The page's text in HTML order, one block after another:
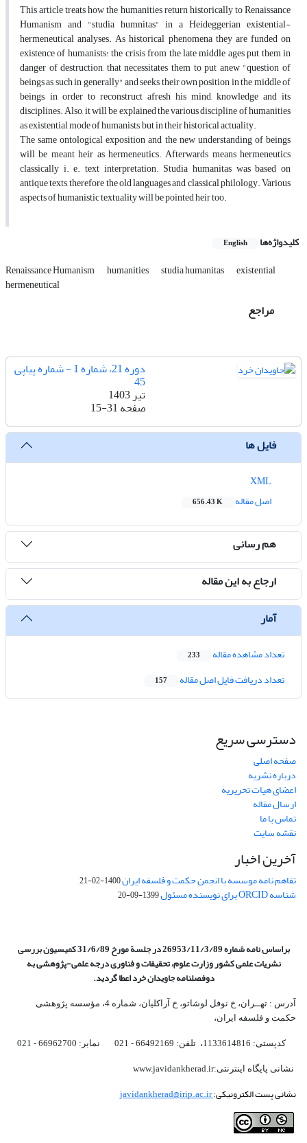
This article treats how the humanities return historically to Renaissance
Humanism and "studia humnitas" in a Heideggerian existential-
hermeneutical analyses. As historical phenomena they are funded on
existence of humanists: the crisis from the late middle ages put them in
danger of destruction, that necessitates them to put anew "question of
beings as such in generally" and seeks their own position in the middle of
beings, in order to reconstruct afresh his mind, knowledge and its
disciplines. Also, it will be explained the various discipline of humanities
as existential mode of humanists, but in their historical actuality.
The same ontological exposition and the new understanding of beings
will be meant heir as hermeneutics. Afterwards means hermeneutics
classically i. e. text interpretation. Studia humanitas was based on
antique texts, therefore the old languages and classical philology. Various
aspects of humanistic textuality will be pointed heir too.
کلیدواژه‌ها English
Renaissance Humanism humanities studia humanitas existential
hermeneutical
مراجع
دوره 21، شماره 1 - شماره پیاپی
45
تیر 1403
صفحه15-31
فایل ها
اصل مقاله
656.43 K
هم رسانی
ارجاع به این مقاله
آمار
تعداد مشاهده مقاله 233
تعداد دریافت فایل اصل مقاله 157
دسترسی سریع
صفحه اصلی
درباره نشریه
اعضای هیات تحریریه
ارسال مقاله
تماس با ما
نقشه سایت
آخرین اخبار
تفاهم نامه موسسه با انجمن حکمت و فلسفه ایران1400-02-21
شناسه ORCID برای نویسنده مسئول 1399-09-20
براساس نامه شماره 26953/11/3/89 در جلسة مورخ 31/6/89 کمیسیون
بررسی
نشریات علمی کشور وزارت علوم، تحقیقات و فناوری درجه علمی‌-پژوهشیبه
دوفصلنامه جاویدان خرد اعطا گردید.
آدرس : تهــران، خ نوفل لوشاتو، خ آراکلیان، شماره 4،‌ مؤسسه پژوهشی
حکمت و فلسفه ایران،‌
کدپستی: 1133614816، تلفن: 66492169 - 021 نمابر: 66962700 - 021
نشانی پایگاه اینترنتی:www.javidankherad.ir
نشانی پست الکترونیکی:javidankherad@irip.ac.ir